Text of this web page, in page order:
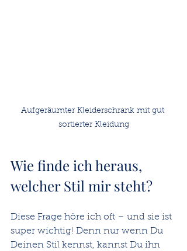
Aufgeräumter Kleiderschrank mit gut
sortierter Kleidung
Wie finde ich heraus,
welcher Stil mir steht?
Diese Frage höre ich oft – und sie ist
super wichtig! Denn nur wenn Du
Deinen Stil kennst, kannst Du ihn